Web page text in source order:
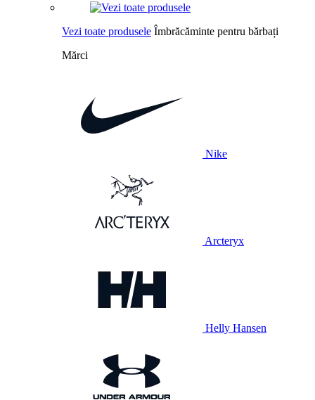
Vezi toate produsele Îmbrăcăminte pentru bărbați
Mărci
Nike
Arcteryx
Helly Hansen